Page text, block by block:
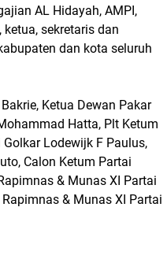
AL Hidayah, AMPI,
sekretaris dan
dan kota seluruh
Ketua Dewan Pakar
Hatta, Plt Ketum
Lodewijk F Paulus,
Calon Ketum Partai
& Munas XI Partai
& Munas XI Partai